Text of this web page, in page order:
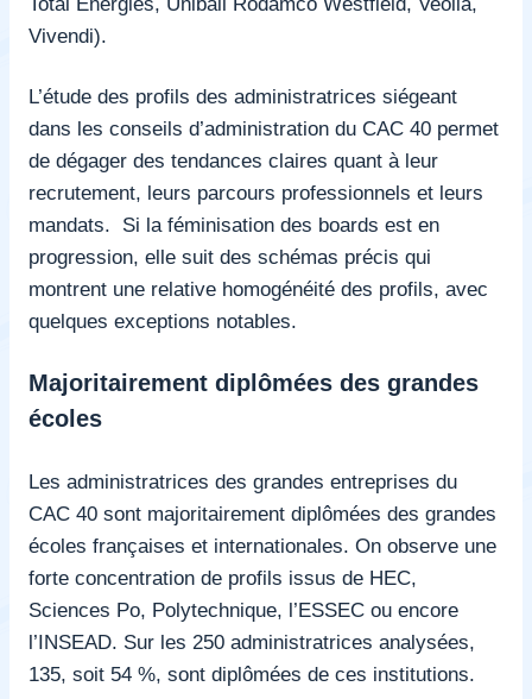
Vivendi).
L’étude des profils des administratrices siégeant
dans les conseils d’administration du CAC 40 permet
de dégager des tendances claires quant à leur
recrutement, leurs parcours professionnels et leurs
mandats. Si la féminisation des boards est en
progression, elle suit des schémas précis qui
montrent une relative homogénéité des profils, avec
quelques exceptions notables.
Majoritairement diplômées des grandes
écoles
Les administratrices des grandes entreprises du
CAC 40 sont majoritairement diplômées des grandes
écoles françaises et internationales. On observe une
forte concentration de profils issus de HEC,
Sciences Po, Polytechnique, l’ESSEC ou encore
l’INSEAD. Sur les 250 administratrices analysées,
135, soit 54 %, sont diplômées de ces institutions.